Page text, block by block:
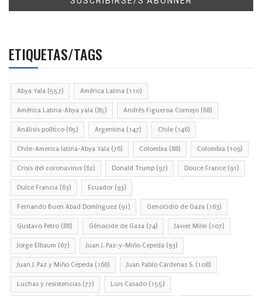
ETIQUETAS/TAGS
Abya Yala (557) América Latina (110)
América Latina-Abya yala (85) Andrés Figueroa Cornejo (68)
Análisis político (65) Argentina (147) Chile (146)
Chile-America latina-Abya Yala (76) Colombia (88) Colombia (109)
Crisis del coronavirus (62) Donald Trump (97) Douce France (91)
Dulce Francia (63) Ecuador (93)
Fernando Buen Abad Domínguez (91) Genocidio de Gaza (163)
Gustavo Petro (88) Génocide de Gaza (74) Javier Milei (107)
Jorge Elbaum (67) Juan J. Paz-y-Miño Cepeda (93)
Juan J. Paz y Miño Cepeda (166) Juan Pablo Cárdenas S. (108)
Luchas y resistencias (77) Luis Casado (155)